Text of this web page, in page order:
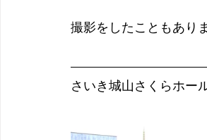
撮影をしたこともありま
さいき城山さくらホー